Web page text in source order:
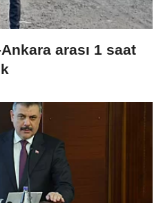
arası 1 saat